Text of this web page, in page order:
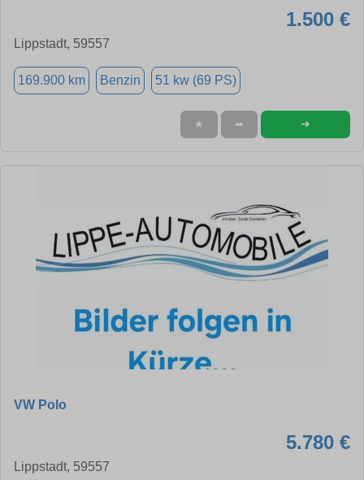
1.500 €
Lippstadt, 59557
169.900 km Benzin 51 kw (69 PS)
★ ➦ ➜
VW Polo
5.780 €
Lippstadt, 59557